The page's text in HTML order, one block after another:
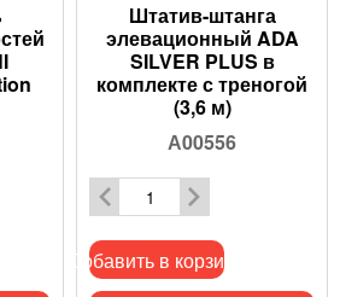
Штатив-штанга
элевационный ADA
SILVER PLUS в
комплекте с треногой
(3,6 м)
А00556
Добавить в корзину